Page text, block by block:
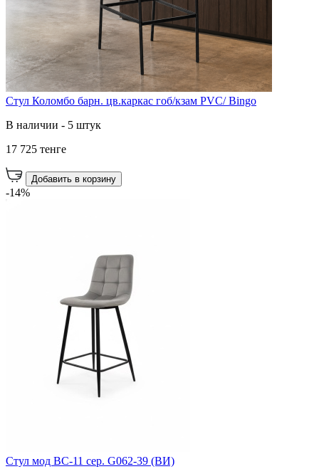
Стул Коломбо барн. цв.каркас гоб/кзам PVC/ Bingo
В наличии - 5 штук
17 725 тенге
Добавить в корзину
-14%
Cтул мод BC-11 сер. G062-39 (ВИ)